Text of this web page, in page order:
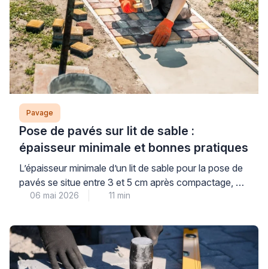
Pavage
Pose de pavés sur lit de sable :
épaisseur minimale et bonnes pratiques
L’épaisseur minimale d’un lit de sable pour la pose de
pavés se situe entre 3 et 5 cm après compactage, un
paramètre technique qui conditionne directement la
donnée, souvent sous-estimée par méconnaissance,
constitue pourtant la garantie d’un pavage stable qui
traversera les années sans affaissement ni
06 mai 2026 11 min